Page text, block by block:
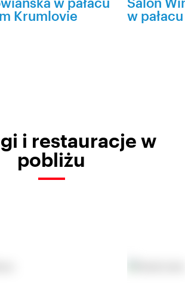
Krumlovie
w
i restauracje w
pobliżu